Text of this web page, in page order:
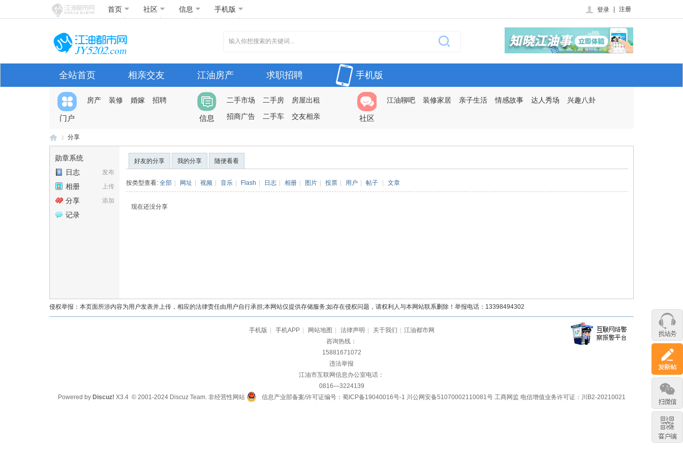
首页 社区 信息 手机版 登录 注册
全站首页 相亲交友 江油房产 求职招聘 手机版
门户
房产 装修 婚嫁 招聘
信息
二手市场 二手房
房屋出租
招商广告
二手车 交友相亲 社区
江油聊吧 装修家居 亲子生活 情感故事 达人秀场 兴趣八卦
›
分享
勋章系统
发布
日志
上传
相册
添加
分享
记录
好友的分享 我的分享 随便看看
按类型查看: 全部 网址 视频 音乐 Flash 日志 相册 图片 投票 用户 帖子 文章
现在还没分享
侵权举报：本页面所涉内容为用户发表并上传，相应的法律责任由用户自行承担;本网站仅提供存储服务;如存在侵权问题，请权利人与本网站联系删除！举报电话：13398494302
手机版 手机APP 网站地图 法律声明 关于我们
江油都市网
咨询热线：
15881671072
违法举报
江油市互联网信息办公室电话：
0816—3224139
Powered by Discuz! X3.4© 2001-2024 Discuz Team.非经营性网站 信息产业部备案/许可证编号：蜀ICP备19040016号-1 川公网安备51070002110081号 工商网监 电信增值业务许可证：川B2-20210021